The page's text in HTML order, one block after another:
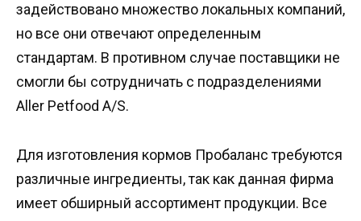
задействовано множество локальных компаний,
но все они отвечают определенным
стандартам. В противном случае поставщики не
смогли бы сотрудничать с подразделениями
Aller Petfood A/S.
Для изготовления кормов Пробаланс требуются
различные ингредиенты, так как данная фирма
имеет обширный ассортимент продукции. Все